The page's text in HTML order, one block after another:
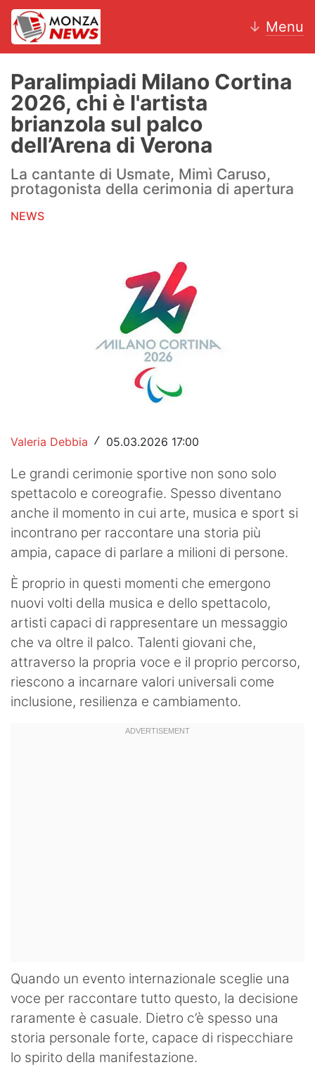
↓ Menu
News
AC Monza
Calcio
Motori
Turismo
Eventi
Paralimpiadi Milano Cortina
2026, chi è l'artista
brianzola sul palco
dell’Arena di Verona
La cantante di Usmate, Mimì Caruso,
protagonista della cerimonia di apertura
NEWS
Valeria Debbia / 05.03.2026 17:00
Le grandi cerimonie sportive non sono solo
spettacolo e coreografie. Spesso diventano
anche il momento in cui arte, musica e sport si
incontrano per raccontare una storia più
ampia, capace di parlare a milioni di persone.
È proprio in questi momenti che emergono
nuovi volti della musica e dello spettacolo,
artisti capaci di rappresentare un messaggio
che va oltre il palco. Talenti giovani che,
attraverso la propria voce e il proprio percorso,
riescono a incarnare valori universali come
inclusione, resilienza e cambiamento.
Quando un evento internazionale sceglie una
voce per raccontare tutto questo, la decisione
raramente è casuale. Dietro c’è spesso una
storia personale forte, capace di rispecchiare
lo spirito della manifestazione.